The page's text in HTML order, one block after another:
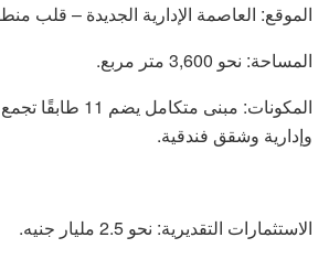
الموقع: العاصمة الإدارية الجديدة – قلب
المساحة: نحو 3,600 متر مربع.
المكونات: مبنى
وإدارية وشقق فندقية.
الاستثمارات التقديرية: نحو 2.5 مليار جنيه.